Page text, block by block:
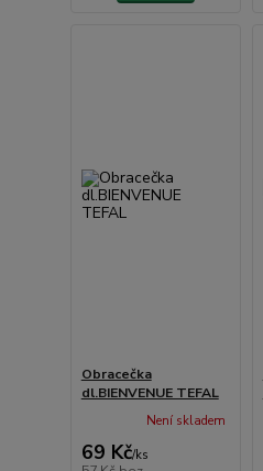
Obracečka
dl.BIENVENUE TEFAL
69 Kč/ks
Není skladem